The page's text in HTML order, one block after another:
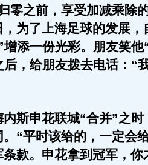
零之前，享受加减乘除
为了上海足球的发展，
添一份光彩。朋友笑他
，给朋友拨去电话：“
申花联城“合并”之时
“平时该给的，一定会
款。申花拿到冠军，你